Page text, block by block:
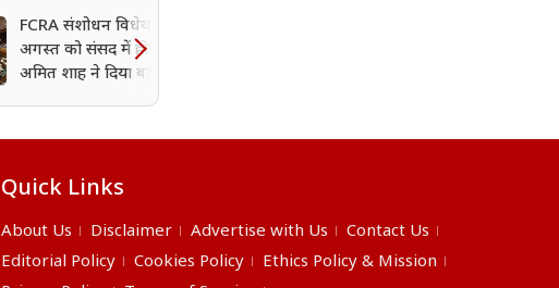
FCRA संशोधन विधेयक पर 12
अगस्त को संसद में होगी चर्चा,
अमित शाह ने दिया बड़ा आश्वासन
Quick Links
About Us Disclaimer Advertise with Us
Contact Us
Editorial Policy
Cookies Policy
Ethics Policy & Mission